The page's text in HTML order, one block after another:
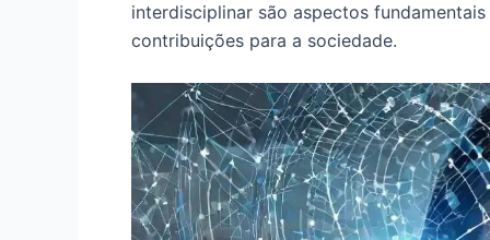
interdisciplinar são aspectos
contribuições para a sociedade.